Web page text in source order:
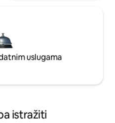
uslugama
istražiti